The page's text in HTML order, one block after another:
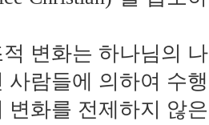
변화는 하나님의
사람들에 의하여 수
변화를 전제하지 않